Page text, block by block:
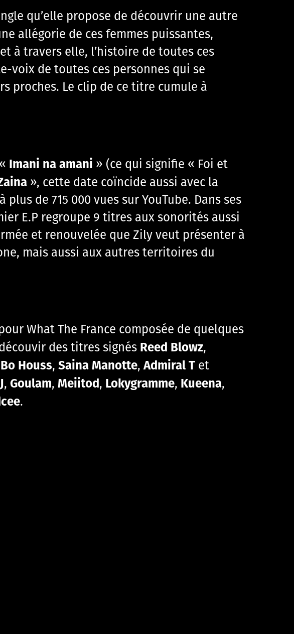
qu’elle propose de découvrir une autre
allégorie de ces femmes puissantes,
à travers elle, l’histoire de toutes ces
voix de toutes ces personnes qui se
proches. Le clip de ce titre cumule à
Imani na amani » (ce qui signifie « Foi et
», cette date coïncide aussi avec la
de 715 000 vues sur YouTube. Dans ses
E.P regroupe 9 titres aux sonorités aussi
et renouvelée que Zily veut présenter à
mais aussi aux autres territoires du
What The France composée de quelques
des titres signés Reed Blowz,
Bo Houss, Saina Manotte,Admiral T et
, Goulam, Meiitod, Lokygramme, Kueena,
.